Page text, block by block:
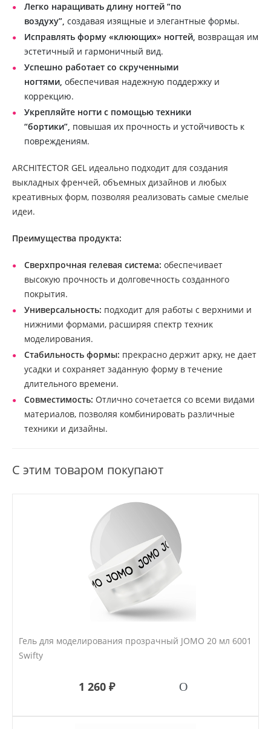
Легко наращивать длину ногтей “по
воздуху”, создавая изящные и элегантные формы.
Исправлять форму «клюющих» ногтей, возвращая им
эстетичный и гармоничный вид.
Успешно работает со скрученными
ногтями, обеспечивая надежную поддержку и
коррекцию.
Укрепляйте ногти с помощью техники
“бортики”, повышая их прочность и устойчивость к
повреждениям.
ARCHITECTOR GEL идеально подходит для создания
выкладных френчей, объемных дизайнов и любых
креативных форм, позволяя реализовать самые смелые
идеи.
Преимущества продукта:
Сверхпрочная гелевая система: обеспечивает
высокую прочность и долговечность созданного
покрытия.
Универсальность: подходит для работы с верхними и
нижними формами, расширяя спектр техник
моделирования.
Стабильность формы: прекрасно держит арку, не дает
усадки и сохраняет заданную форму в течение
длительного времени.
Совместимость: Отлично сочетается со всеми видами
материалов, позволяя комбинировать различные
техники и дизайны.
С этим товаром покупают
Гель для моделирования прозрачный JOMO 20 мл 6001
Swifty
1 260 ₽